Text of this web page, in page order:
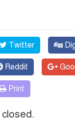
Twitter
Reddit
Print